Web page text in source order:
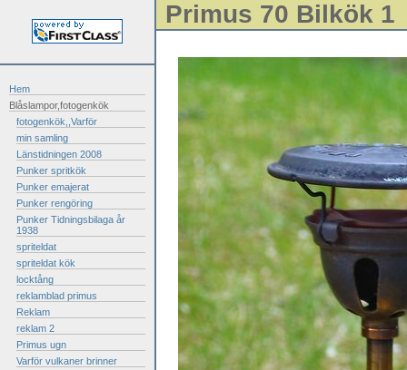
Hem
Blåslampor,fotogenkök
fotogenkök,,Varför
min samling
Länstidningen 2008
Punker spritkök
Punker emajerat
Punker rengöring
Punker Tidningsbilaga år
1938
spriteldat
spriteldat kök
locktång
reklamblad primus
Reklam
reklam 2
Primus ugn
Varför vulkaner brinner
Primus 70 Bilkök 1